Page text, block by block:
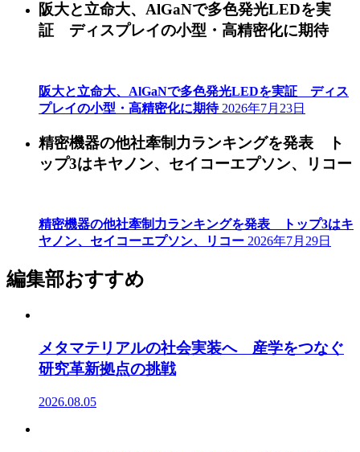
阪大と立命大、AlGaNで多色発光LEDを実
証 ディスプレイの小型・高精密化に期待
阪大と立命大、AlGaNで多色発光LEDを実証 ディス
プレイの小型・高精密化に期待 2026年7月23日
精密機器の他社牽制力ランキングを発表 ト
ップ3はキヤノン、セイコーエプソン、リコー
精密機器の他社牽制力ランキングを発表 トップ3はキ
ヤノン、セイコーエプソン、リコー 2026年7月29日
編集部おすすめ
メタマテリアルの社会実装へ 産学をつなぐ
研究革新拠点の挑戦
2026.08.05